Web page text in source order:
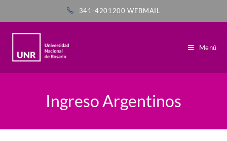
341-4201200WEBMAIL
Menú
Ingreso Argentinos